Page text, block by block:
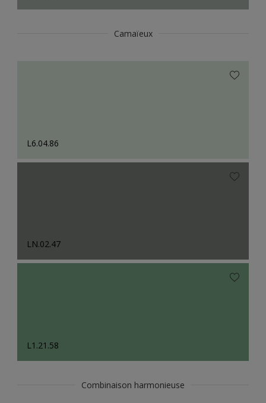
Camaïeux
L6.04.86
LN.02.47
L1.21.58
Combinaison harmonieuse